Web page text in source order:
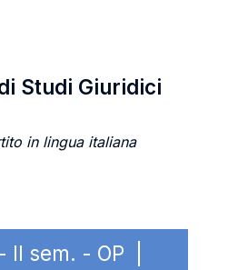
Studi Giuridici
in lingua italiana
II sem. - OP |